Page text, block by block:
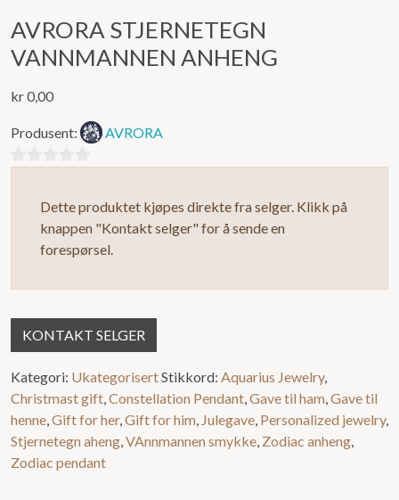
AVRORA STJERNETEGN
VANNMANNEN ANHENG
kr0,00
Produsent: AVRORA
Dette produktet kjøpes direkte fra selger. Klikk på
knappen "Kontakt selger" for å sende en
forespørsel.
KONTAKT SELGER
Kategori: UkategorisertStikkord: Aquarius Jewelry,
Christmast gift Constellation Pendant Gave til ham Gave til
henne Gift for her, Gift for him Julegave Personalized jewelry,
Stjernetegn aheng VAnnmannen smykke Zodiac anheng
Zodiac pendant